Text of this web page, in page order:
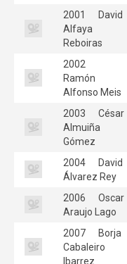
2001
David
Alfaya
Reboiras
2002
Ramón
Alfonso Meis
2003
César
Almuiña
Gómez
2004
David
Álvarez Rey
2006
Oscar
Araujo Lago
2007
Borja
Cabaleiro
Ibarrez